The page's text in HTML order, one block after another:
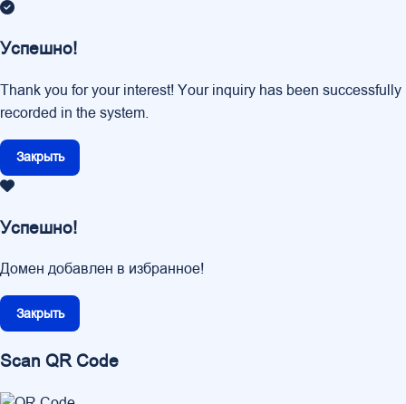
Успешно!
Thank you for your interest! Your inquiry has been successfully
recorded in the system.
Закрыть
Успешно!
Домен добавлен в избранное!
Закрыть
Scan QR Code